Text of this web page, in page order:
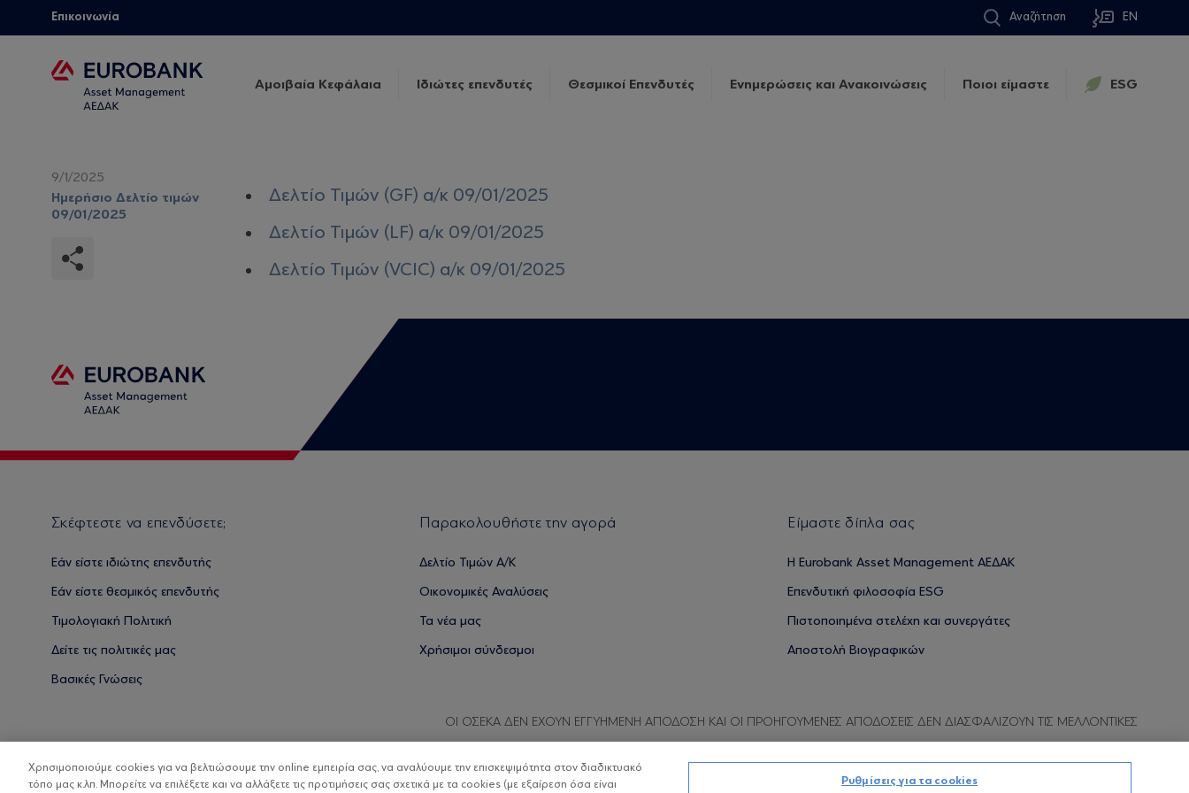
Επικοινωνία Αναζήτηση EN
Αμοιβαία Κεφάλαια Ιδιώτες επενδυτές Θεσμικοί Επενδυτές Ενημερώσεις και Ανακοινώσεις Ποιοι είμαστε ESG
9/1/2025
Ημερήσιο Δελτίο τιμών
09/01/2025
Δελτίο Τιμών (GF) α/κ 09/01/2025
Δελτίο Τιμών (LF) α/κ 09/01/2025
Δελτίο Τιμών (VCIC) α/κ 09/01/2025
Σκέφτεστε να επενδύσετε;
Εάν είστε ιδιώτης επενδυτής
Εάν είστε θεσμικός επενδυτής
Τιμολογιακή Πολιτική
Δείτε τις πολιτικές μας
Βασικές Γνώσεις
Παρακολουθήστε την αγορά
Δελτίο Τιμών Α/Κ
Οικονομικές Αναλύσεις
Τα νέα μας
Χρήσιμοι σύνδεσμοι
Είμαστε δίπλα σας
H Eurobank Asset Management ΑΕΔΑΚ
Επενδυτική φιλοσοφία ESG
Πιστοποιημένα στελέχη και συνεργάτες
Αποστολή Βιογραφικών
ΟΙ ΟΣΕΚΑ ΔΕΝ ΕΧΟΥΝ ΕΓΓΥΗΜΕΝΗ ΑΠΟΔΟΣΗ ΚΑΙ ΟΙ ΠΡΟΗΓΟΥΜΕΝΕΣ ΑΠΟΔΟΣΕΙΣ ΔΕΝ ΔΙΑΣΦΑΛΙΖΟΥΝ ΤΙΣ ΜΕΛΛΟΝΤΙΚΕΣ
Χρησιμοποιούμε cookies για να βελτιώσουμε την online εμπειρία σας, να αναλύουμε την επισκεψιμότητα στον διαδικτυακό
τόπο μας κ.λπ. Μπορείτε να επιλέξετε και να αλλάξετε τις προτιμήσεις σας σχετικά με τα cookies (με εξαίρεση όσα είναι
Ρυθμίσεις για τα cookies